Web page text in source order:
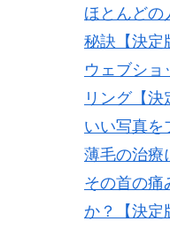
ほとんどの
秘訣【決定
ウェブショ
リング【決
いい写真を
薄毛の治療
その首の痛
か？【決定